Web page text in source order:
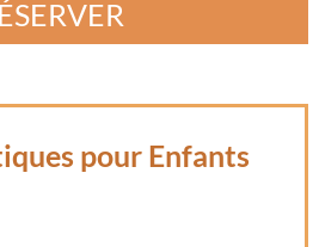
pour Enfants